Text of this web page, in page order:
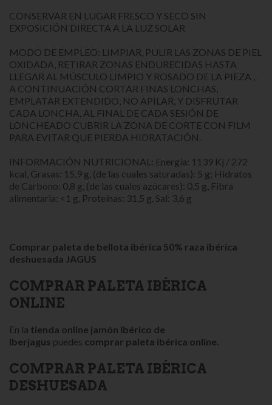
CONSERVAR EN LUGAR FRESCO Y SECO SIN
EXPOSICIÓN DIRECTA A LA LUZ SOLAR
MODO DE EMPLEO: LIMPIAR, PULIR LAS ZONAS DE PIEL
OXIDADA, RETIRAR ZONAS ENDURECIDAS HASTA
LLEGAR AL MÚSCULO LIMPIO Y ROSADO DE LA PIEZA ,
A CONTINUACIÓN CORTAR FINAS LONCHAS,
EMPLATAR EXTENDIDO, NO APILAR, Y DISFRUTAR
CADA LONCHA, AL FINAL DE CADA SESIÓN DE
LONCHEADO CUBRIR LA ZONA DE CORTE CON FILM
PARA EVITAR QUE PIERDA HIDRATACIÓN.
INFORMACIÓN NUTRICIONAL: Energía: 1139 Kj / 272
kcal, Grasas: 15,9 g, (de las cuales saturadas): 5 g; Hidratos
de Carbono: 0,8 g, (de las cuales azúcares): 0,5 g, Fibra
alimentaria: <1 g, Proteínas: 31,5 g, Sal: 3,6 g
Comprar paleta de bellota ibérica 50% raza ibérica
deshuesada JAGUS
COMPRAR PALETA IBÉRICA
ONLINE
En la tienda online jamón ibérico de
Iberjagus puedes comprar paleta ibérica online
COMPRAR PALETA IBÉRICA
DESHUESADA